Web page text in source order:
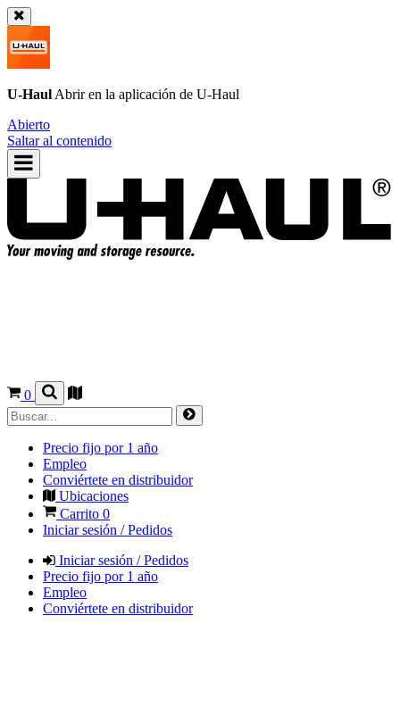
U-Haul Abrir en la aplicación de U-Haul
Abierto
Saltar al contenido
0
Precio fijo por 1 año
Empleo
Conviértete en distribuidor
Ubicaciones
Carrito 0
Iniciar sesión / Pedidos
Iniciar sesión / Pedidos
Precio fijo por 1 año
Empleo
Conviértete en distribuidor